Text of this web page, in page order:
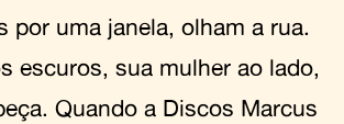
por uma janela, olham a rua.
escuros, sua mulher ao lado,
Quando a Discos Marcus